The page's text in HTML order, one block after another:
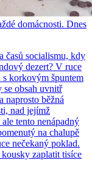
domácnosti. Dnes
časů socialismu, kdy
dezert? V ruce
korkovým špuntem
se obsah uvnitř
naprosto běžná
nad jejímž
tento nenápadný
na chalupě
nečekaný poklad.
kousky zaplatit tisíce